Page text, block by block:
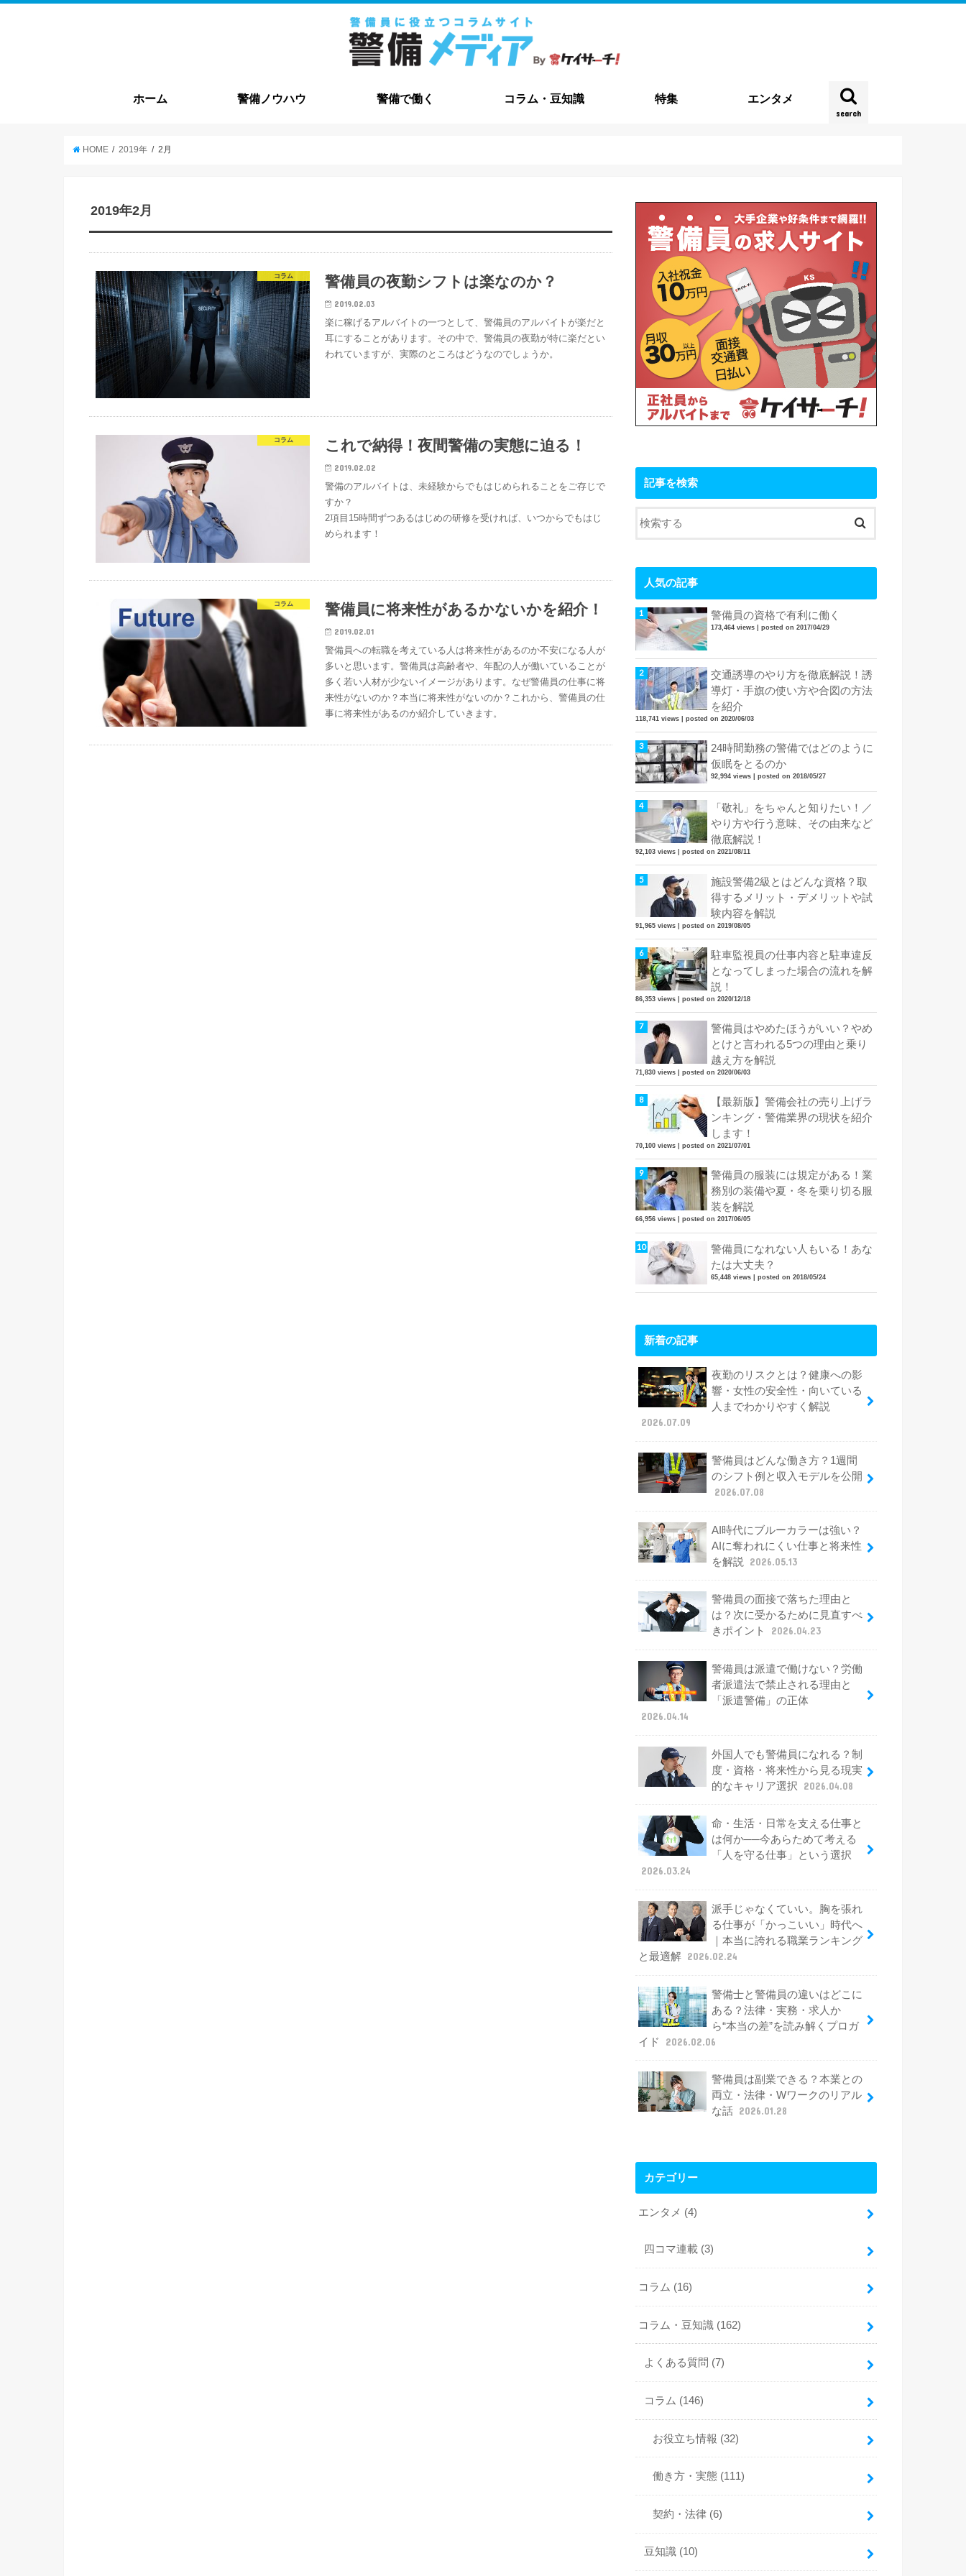
search
ホーム 警備ノウハウ 警備で働く コラム・豆知識 特集 エンタメ
HOME 2019年 2月
2019年2月
コラム 警備員の夜勤シフトは楽なのか？
2019.02.03
楽に稼げるアルバイトの一つとして、警備員のアルバイトが楽だと
耳にすることがあります。その中で、警備員の夜勤が特に楽だとい
われていますが、実際のところはどうなのでしょうか。
コラム これで納得！夜間警備の実態に迫る！
2019.02.02
警備のアルバイトは、未経験からでもはじめられることをご存じで
すか？
2項目15時間ずつあるはじめの研修を受ければ、いつからでもはじ
められます！
コラム 警備員に将来性があるかないかを紹介！
2019.02.01
警備員への転職を考えている人は将来性があるのか不安になる人が
多いと思います。警備員は高齢者や、年配の人が働いていることが
多く若い人材が少ないイメージがあります。なぜ警備員の仕事に将
来性がないのか？本当に将来性がないのか？これから、警備員の仕
事に将来性があるのか紹介していきます。
記事を検索
人気の記事
警備員の資格で有利に働く
173,464 views posted on 2017/04/29
交通誘導のやり方を徹底解説！誘
導灯・手旗の使い方や合図の方法
を紹介
118,741 views posted on 2020/06/03
24時間勤務の警備ではどのように
仮眠をとるのか
92,994 views posted on 2018/05/27
「敬礼」をちゃんと知りたい！／
やり方や行う意味、その由来など
徹底解説！
92,103 views posted on 2021/08/11
施設警備2級とはどんな資格？取
得するメリット・デメリットや試
験内容を解説
91,965 views posted on 2019/08/05
駐車監視員の仕事内容と駐車違反
となってしまった場合の流れを解
説！
86,353 views posted on 2020/12/18
警備員はやめたほうがいい？やめ
とけと言われる5つの理由と乗り
越え方を解説
71,830 views posted on 2020/06/03
【最新版】警備会社の売り上げラ
ンキング・警備業界の現状を紹介
します！
70,100 views posted on 2021/07/01
警備員の服装には規定がある！業
務別の装備や夏・冬を乗り切る服
装を解説
66,956 views posted on 2017/06/05
警備員になれない人もいる！あな
たは大丈夫？
65,448 views posted on 2018/05/24
新着の記事
夜勤のリスクとは？健康への影
響・女性の安全性・向いている
人までわかりやすく解説
2026.07.09
警備員はどんな働き方？1週間
のシフト例と収入モデルを公開
2026.07.08
AI時代にブルーカラーは強い？
AIに奪われにくい仕事と将来性
を解説
2026.05.13
警備員の面接で落ちた理由と
は？次に受かるために見直すべ
きポイント
2026.04.23
警備員は派遣で働けない？労働
者派遣法で禁止される理由と
「派遣警備」の正体
2026.04.14
外国人でも警備員になれる？制
度・資格・将来性から見る現実
的なキャリア選択
2026.04.08
命・生活・日常を支える仕事と
は何か──今あらためて考える
「人を守る仕事」という選択
2026.03.24
派手じゃなくていい。胸を張れ
る仕事が「かっこいい」時代へ
｜本当に誇れる職業ランキング
と最適解 2026.02.24
警備士と警備員の違いはどこに
ある？法律・実務・求人か
ら“本当の差”を読み解くプロガ
イド
2026.02.06
警備員は副業できる？本業との
両立・法律・Wワークのリアル
な話 2026.01.28
カテゴリー
エンタメ (4)
四コマ連載 (3)
コラム (16)
コラム・豆知識 (162)
よくある質問 (7)
コラム (146)
お役立ち情報 (32)
働き方・実態 (111)
契約・法律 (6)
豆知識 (10)